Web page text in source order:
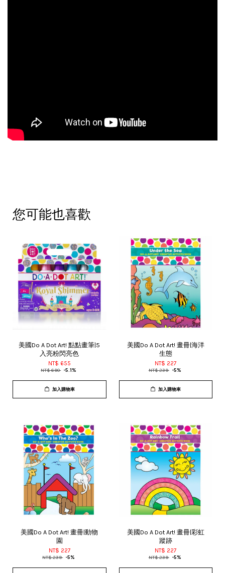
您可能也喜歡
美國Do A Dot Art! 點點畫筆|5
入亮粉閃亮色
NT$ 655
NT$ 690 -5.1%
加入購物車
美國Do A Dot Art! 畫冊|海洋
生態
NT$ 227
NT$ 239 -5%
加入購物車
美國Do A Dot Art! 畫冊|動物
園
NT$ 227
NT$ 239 -5%
美國Do A Dot Art! 畫冊|彩虹
蹤跡
NT$ 227
NT$ 239 -5%